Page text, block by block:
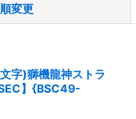
変更
字)獅機龍神ストラ
】{BSC49-